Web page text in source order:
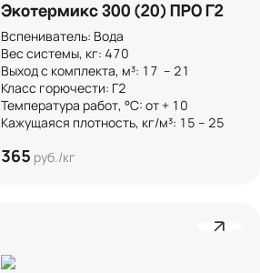
Экотермикс 300 (20) ПРО Г2
Вспениватель: Вода
Вес системы, кг: 470
Выход с комплекта, м³: 17  – 21
Класс горючести: Г2
Температура работ, °C: от + 10
Кажущаяся плотность, кг/м³: 15 – 25
365 руб./кг